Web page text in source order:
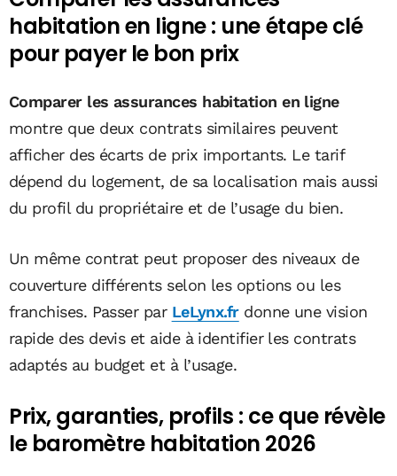
habitation en ligne : une étape clé
pour payer le bon prix
Comparer les assurances habitation en ligne
montre que deux contrats similaires peuvent
afficher des écarts de prix importants. Le tarif
dépend du logement, de sa localisation mais aussi
du profil du propriétaire et de l’usage du bien.
Un même contrat peut proposer des niveaux de
couverture différents selon les options ou les
franchises. Passer par LeLynx.frdonne une vision
rapide des devis et aide à identifier les contrats
adaptés au budget et à l’usage.
Prix, garanties, profils : ce que révèle
le baromètre habitation 2026